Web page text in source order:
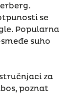
se
Popularna
suho
za
poznat